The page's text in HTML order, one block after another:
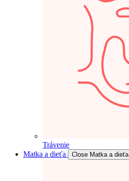
Trávenie
Matka a dieťa
Close Matka a dieťa